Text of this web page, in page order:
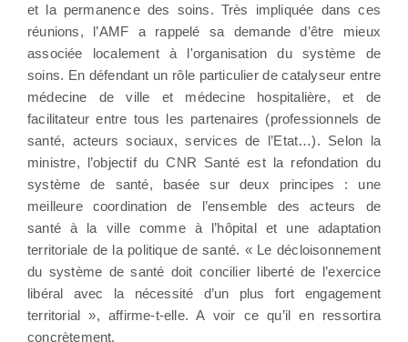
et la permanence des soins. Très impliquée dans ces
réunions, l’AMF a rappelé sa demande d’être mieux
associée localement à l'organisation du système de
soins. En défendant un rôle particulier de catalyseur entre
médecine de ville et médecine hospitalière, et de
facilitateur entre tous les partenaires (professionnels de
santé, acteurs sociaux, services de l’Etat…). Selon la
ministre, l’objectif du CNR Santé est la refondation du
système de santé, basée sur deux principes : une
meilleure coordination de l’ensemble des acteurs de
santé à la ville comme à l’hôpital et une adaptation
territoriale de la politique de santé. « Le décloisonnement
du système de santé doit concilier liberté de l’exercice
libéral avec la nécessité d’un plus fort engagement
territorial », affirme-t-elle. A voir ce qu’il en ressortira
concrètement.